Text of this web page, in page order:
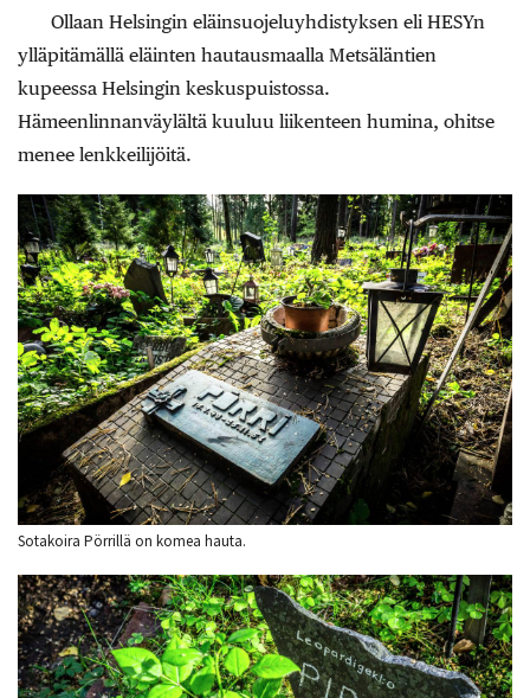
Ollaan Helsingin eläinsuojeluyhdistyksen eli HESYn
ylläpitämällä eläinten hautausmaalla Metsäläntien
kupeessa Helsingin keskuspuistossa.
Hämeenlinnanväylältä kuuluu liikenteen humina, ohitse
menee lenkkeilijöitä.
Sotakoira Pörrillä on komea hauta.